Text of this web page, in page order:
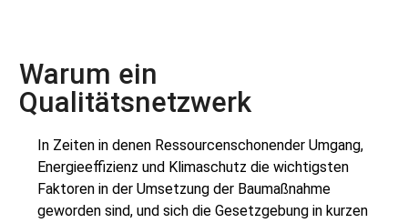
Warum ein
Qualitätsnetzwerk
In Zeiten in denen Ressourcenschonender Umgang,
Energieeffizienz und Klimaschutz die wichtigsten
Faktoren in der Umsetzung der Baumaßnahme
geworden sind, und sich die Gesetzgebung in kurzen